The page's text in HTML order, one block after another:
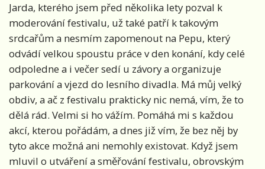
Jarda, kterého jsem před několika lety pozval k
moderování festivalu, už také patří k takovým
srdcařům a nesmím zapomenout na Pepu, který
odvádí velkou spoustu práce v den konání, kdy celé
odpoledne a i večer sedí u závory a organizuje
parkování a vjezd do lesního divadla. Má můj velký
obdiv, a ač z festivalu prakticky nic nemá, vím, že to
dělá rád. Velmi si ho vážím. Pomáhá mi s každou
akcí, kterou pořádám, a dnes již vím, že bez něj by
tyto akce možná ani nemohly existovat. Když jsem
mluvil o utváření a směřování festivalu, obrovským